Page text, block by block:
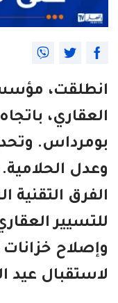
انطلقت،
العقاري،
بومرداس.
وعدل
الفرق
للتسيير
وإصلاح خزانات
لاستقبال عيد